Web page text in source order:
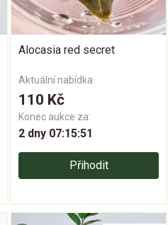
Alocasia red secret
Aktuální nabídka:
110 Kč
Konec aukce za:
2 dny 07:15:50
Přihodit